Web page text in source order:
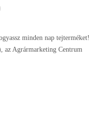
minden nap tejterméket!
Agrármarketing Centrum